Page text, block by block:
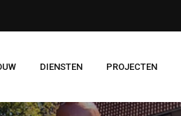
DIENSTEN PROJECTEN